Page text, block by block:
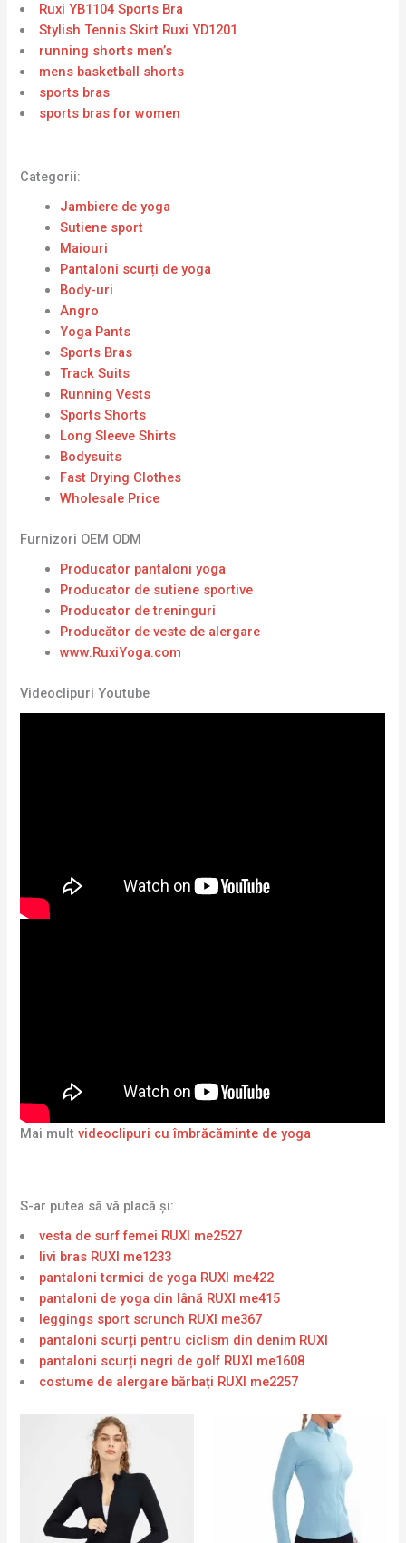
Ruxi YB1104 Sports Bra
Stylish Tennis Skirt Ruxi YD1201
running shorts men’s
mens basketball shorts
sports bras
sports bras for women
Categorii:
Jambiere de yoga
Sutiene sport
Maiouri
Pantaloni scurți de yoga
Body-uri
Angro
Yoga Pants
Sports Bras
Track Suits
Running Vests
Sports Shorts
Long Sleeve Shirts
Bodysuits
Fast Drying Clothes
Wholesale Price
Furnizori OEM ODM
Producator pantaloni yoga
Producator de sutiene sportive
Producator de treninguri
Producător de veste de alergare
www.RuxiYoga.com
Videoclipuri Youtube
Mai multvideoclipuri cu îmbrăcăminte de yoga
S-ar putea să vă placă și:
vesta de surf femei RUXI me2527
livi bras RUXI me1233
pantaloni termici de yoga RUXI me422
pantaloni de yoga din lână RUXI me415
leggings sport scrunch RUXI me367
pantaloni scurți pentru ciclism din denim RUXI
pantaloni scurți negri de golf RUXI me1608
costume de alergare bărbați RUXI me2257